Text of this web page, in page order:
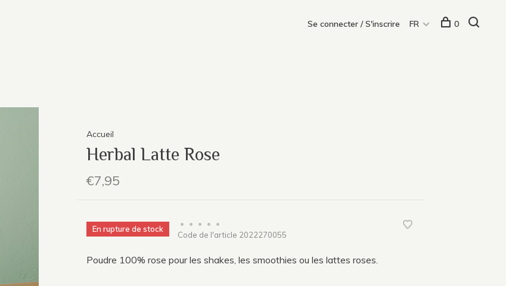
Se connecter / S'inscrire FR 0
Accueil
Herbal Latte Rose
€7,95
En rupture de stock
• • • •
•
Code de l'article 2022270055
Poudre 100% rose pour les shakes, les smoothies ou les lattes roses.